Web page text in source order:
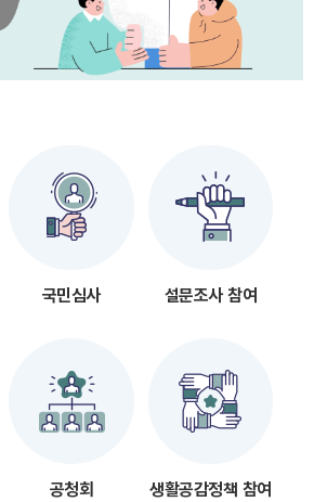
국민심사 설문조사 참여
공청회 생활공감정책 참여